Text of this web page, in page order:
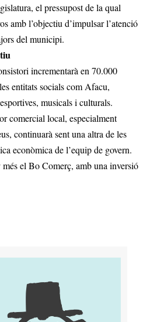
el pressupost de la qual
amb l’objectiu d’impulsar l’atenció
del municipi.
incrementarà en 70.000
entitats socials com Afacu,
musicals i culturals.
comercial local, especialment
continuarà sent una altra de les
econòmica de l’equip de govern.
el Bo Comerç, amb una inversió